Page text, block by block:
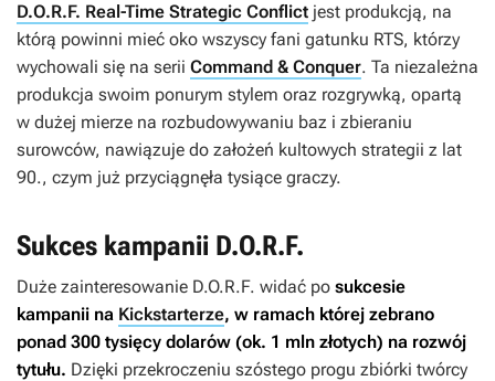
D.O.R.F. Real-Time Strategic Conflict jest produkcją, na
którą powinni mieć oko wszyscy fani gatunku RTS, którzy
wychowali się na serii Command & Conquer. Ta niezależna
produkcja swoim ponurym stylem oraz rozgrywką, opartą
w dużej mierze na rozbudowywaniu baz i zbieraniu
surowców, nawiązuje do założeń kultowych strategii z lat
90., czym już przyciągnęła tysiące graczy.
Sukces kampanii D.O.R.F.
Duże zainteresowanie D.O.R.F. widać po sukcesie
kampanii na Kickstarterze, w ramach której zebrano
ponad 300 tysięcy dolarów (ok. 1 mln złotych) na rozwój
tytułu. Dzięki przekroczeniu szóstego progu zbiórki twórcy